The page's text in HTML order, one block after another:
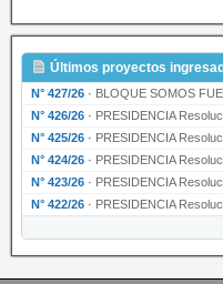
Últimos proyectos
N° 427/26 · BLOQUE SOMOS FUEGUINOS
N° 426/26 · PRESIDENCIA Resolución de
N° 425/26 · PRESIDENCIA Resolución de
N° 424/26 · PRESIDENCIA Resolución de
N° 423/26 · PRESIDENCIA Resolución de
N° 422/26 · PRESIDENCIA